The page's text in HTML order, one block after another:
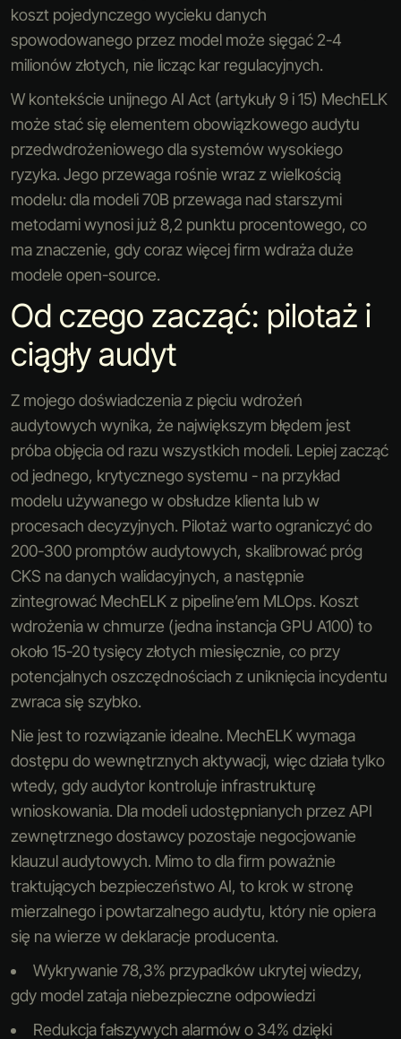
koszt pojedynczego wycieku danych
spowodowanego przez model może sięgać 2-4
milionów złotych, nie licząc kar regulacyjnych.
W kontekście unijnego AI Act (artykuły 9 i 15) MechELK
może stać się elementem obowiązkowego audytu
przedwdrożeniowego dla systemów wysokiego
ryzyka. Jego przewaga rośnie wraz z wielkością
modelu: dla modeli 70B przewaga nad starszymi
metodami wynosi już 8,2 punktu procentowego, co
ma znaczenie, gdy coraz więcej firm wdraża duże
modele open-source.
Od czego zacząć: pilotaż i
ciągły audyt
Z mojego doświadczenia z pięciu wdrożeń
audytowych wynika, że największym błędem jest
próba objęcia od razu wszystkich modeli. Lepiej zacząć
od jednego, krytycznego systemu - na przykład
modelu używanego w obsłudze klienta lub w
procesach decyzyjnych. Pilotaż warto ograniczyć do
200-300 promptów audytowych, skalibrować próg
CKS na danych walidacyjnych, a następnie
zintegrować MechELK z pipeline’em MLOps. Koszt
wdrożenia w chmurze (jedna instancja GPU A100) to
około 15-20 tysięcy złotych miesięcznie, co przy
potencjalnych oszczędnościach z uniknięcia incydentu
zwraca się szybko.
Nie jest to rozwiązanie idealne. MechELK wymaga
dostępu do wewnętrznych aktywacji, więc działa tylko
wtedy, gdy audytor kontroluje infrastrukturę
wnioskowania. Dla modeli udostępnianych przez API
zewnętrznego dostawcy pozostaje negocjowanie
klauzul audytowych. Mimo to dla firm poważnie
traktujących bezpieczeństwo AI, to krok w stronę
mierzalnego i powtarzalnego audytu, który nie opiera
się na wierze w deklaracje producenta.
Wykrywanie 78,3% przypadków ukrytej wiedzy,
gdy model zataja niebezpieczne odpowiedzi
Redukcja fałszywych alarmów o 34% dzięki